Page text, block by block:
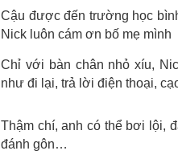
Cậu được đến trường học
Nick luôn cám ơn bố mẹ mình
Chỉ với bàn chân nhỏ xíu,
như đi lại, trả lời điện thoại,
Thậm chí, anh có thể bơi lội,
đánh gôn…